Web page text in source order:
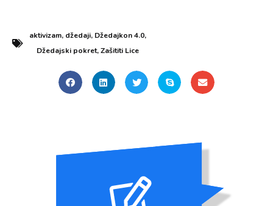
aktivizam, džedaji, Džedajkon 4.0,
Džedajski pokret,Zašititi Lice